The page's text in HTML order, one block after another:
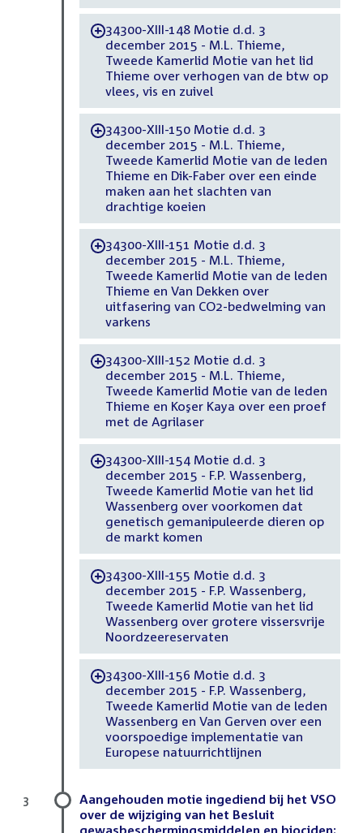
-34300-XIII-148 Motie d.d. 3
december 2015 - M.L. Thieme,
Tweede Kamerlid Motie van het lid
Thieme over verhogen van de btw op
vlees, vis en zuivel
-34300-XIII-150 Motie d.d. 3
december 2015 - M.L. Thieme,
Tweede Kamerlid Motie van de leden
Thieme en Dik-Faber over een einde
maken aan het slachten van
drachtige koeien
-34300-XIII-151 Motie d.d. 3
december 2015 - M.L. Thieme,
Tweede Kamerlid Motie van de leden
Thieme en Van Dekken over
uitfasering van CO2-bedwelming van
varkens
-34300-XIII-152 Motie d.d. 3
december 2015 - M.L. Thieme,
Tweede Kamerlid Motie van de leden
Thieme en Koşer Kaya over een proef
met de Agrilaser
-34300-XIII-154 Motie d.d. 3
december 2015 - F.P. Wassenberg,
Tweede Kamerlid Motie van het lid
Wassenberg over voorkomen dat
genetisch gemanipuleerde dieren op
de markt komen
-34300-XIII-155 Motie d.d. 3
december 2015 - F.P. Wassenberg,
Tweede Kamerlid Motie van het lid
Wassenberg over grotere vissersvrije
Noordzeereservaten
-34300-XIII-156 Motie d.d. 3
december 2015 - F.P. Wassenberg,
Tweede Kamerlid Motie van de leden
Wassenberg en Van Gerven over een
voorspoedige implementatie van
Europese natuurrichtlijnen
Aangehouden motie ingediend bij het VSO
over de wijziging van het Besluit
gewasbeschermingsmiddelen en biociden;
3